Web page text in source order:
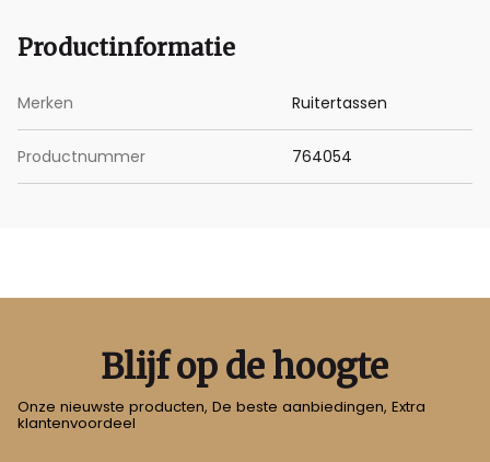
Productinformatie
Merken Ruitertassen
Productnummer 764054
Blijf op de hoogte
Onze nieuwste producten, De beste aanbiedingen, Extra
klantenvoordeel